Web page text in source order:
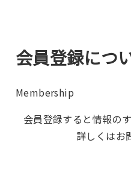
会員登録につ
Membership
会員登録すると情報の
詳しくはお